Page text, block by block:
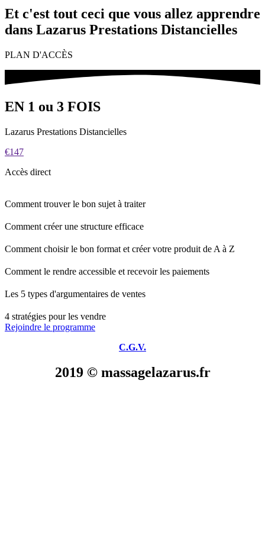
Et c'est tout ceci que vous allez apprendre
dans Lazarus Prestations Distancielles
PLAN D'ACCÈS
EN 1 ou 3 FOIS
Lazarus Prestations Distancielles
€147
Accès direct
Comment trouver le bon sujet à traiter
Comment créer une structure efficace
Comment choisir le bon format et créer votre produit de A à Z
Comment le rendre accessible et recevoir les paiements
Les 5 types d'argumentaires de ventes
4 stratégies pour les vendre
Rejoindre le programme
C.G.V.
2019 © massagelazarus.fr